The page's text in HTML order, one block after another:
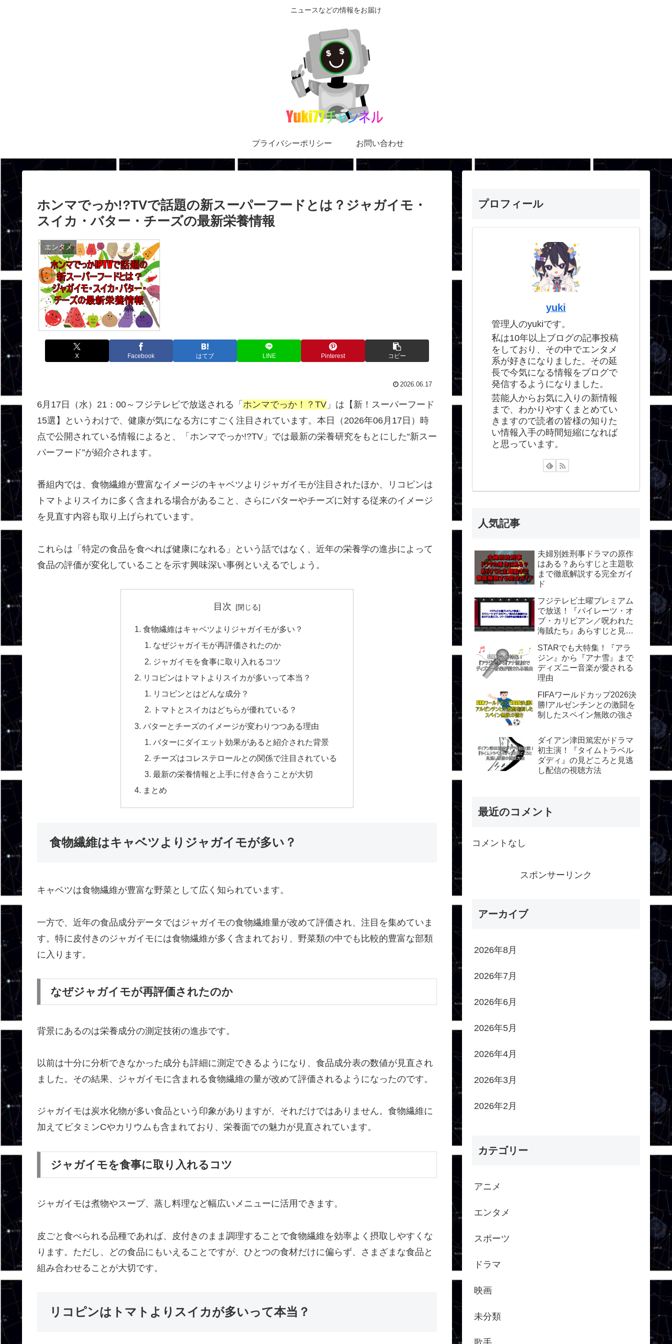
ニュースなどの情報をお届け
プライバシーポリシー お問い合わせ
ホンマでっか!?TVで話題の新スーパーフードとは？ジャガイモ・
スイカ・バター・チーズの最新栄養情報
エンタメ
X Facebook はてブ LINE Pinterest コピー
2026.06.17
6月17日（水）21：00～フジテレビで放送される「 ホンマでっか！？TV 」は【新！スーパーフード
15選】というわけで、健康が気になる方にすごく注目されています。本日（2026年06月17日）時
点で公開されている情報によると、「ホンマでっか!?TV」では最新の栄養研究をもとにした“新スー
パーフード”が紹介されます。
番組内では、食物繊維が豊富なイメージのキャベツよりジャガイモが注目されたほか、リコピンは
トマトよりスイカに多く含まれる場合があること、さらにバターやチーズに対する従来のイメージ
を見直す内容も取り上げられています。
これらは「特定の食品を食べれば健康になれる」という話ではなく、近年の栄養学の進歩によって
食品の評価が変化していることを示す興味深い事例といえるでしょう。
目次
食物繊維はキャベツよりジャガイモが多い？
なぜジャガイモが再評価されたのか
ジャガイモを食事に取り入れるコツ
リコピンはトマトよりスイカが多いって本当？
リコピンとはどんな成分？
トマトとスイカはどちらが優れている？
バターとチーズのイメージが変わりつつある理由
バターにダイエット効果があると紹介された背景
チーズはコレステロールとの関係で注目されている
最新の栄養情報と上手に付き合うことが大切
まとめ
食物繊維はキャベツよりジャガイモが多い？
キャベツは食物繊維が豊富な野菜として広く知られています。
一方で、近年の食品成分データではジャガイモの食物繊維量が改めて評価され、注目を集めていま
す。特に皮付きのジャガイモには食物繊維が多く含まれており、野菜類の中でも比較的豊富な部類
に入ります。
なぜジャガイモが再評価されたのか
背景にあるのは栄養成分の測定技術の進歩です。
以前は十分に分析できなかった成分も詳細に測定できるようになり、食品成分表の数値が見直され
ました。その結果、ジャガイモに含まれる食物繊維の量が改めて評価されるようになったのです。
ジャガイモは炭水化物が多い食品という印象がありますが、それだけではありません。食物繊維に
加えてビタミンCやカリウムも含まれており、栄養面での魅力が見直されています。
ジャガイモを食事に取り入れるコツ
ジャガイモは煮物やスープ、蒸し料理など幅広いメニューに活用できます。
皮ごと食べられる品種であれば、皮付きのまま調理することで食物繊維を効率よく摂取しやすくな
ります。ただし、どの食品にもいえることですが、ひとつの食材だけに偏らず、さまざまな食品と
組み合わせることが大切です。
リコピンはトマトよりスイカが多いって本当？
プロフィール
yuki
管理人のyukiです。
私は10年以上ブログの記事投稿
をしており、その中でエンタメ
系が好きになりました。その延
長で今気になる情報をブログで
発信するようになりました。
芸能人からお気に入りの新情報
まで、わかりやすくまとめてい
きますので読者の皆様の知りた
い情報入手の時間短縮になれば
と思っています。
人気記事
夫婦別姓刑事ドラマの原作
はある？あらすじと主題歌
まで徹底解説する完全ガイ
ド
フジテレビ土曜プレミアム
で放送！『パイレーツ・オ
ブ・カリビアン／呪われた
海賊たち』あらすじと見ど
徹底比較！
STARでも大特集！『アラ
ジン』から『アナ雪』まで
ディズニー音楽が愛される
理由
FIFAワールドカップ2026決
勝!アルゼンチンとの激闘を
制したスペイン無敗の強さ
ダイアン津田篤宏がドラマ
初主演！『タイムトラベル
ダディ』の見どころと見逃
し配信の視聴方法
最近のコメント
コメントなし
スポンサーリンク
アーカイブ
2026年8月
2026年7月
2026年6月
2026年5月
2026年4月
2026年3月
2026年2月
カテゴリー
アニメ
エンタメ
スポーツ
ドラマ
映画
未分類